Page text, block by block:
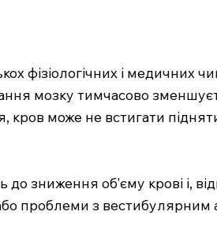
фізіологічних і медичних
мозку тимчасово
кров може не встигати
зниження об'єму крові і,
проблеми з вестибулярним